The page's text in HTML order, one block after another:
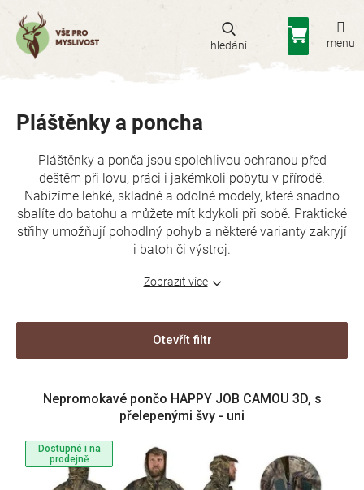
obsah
Nákupní
košík
Pláštěnky a poncha
Pláštěnky a ponča jsou spolehlivou ochranou před
deštěm při lovu, práci i jakémkoli pobytu v přírodě.
Nabízíme lehké, skladné a odolné modely, které snadno
sbalíte do batohu a můžete mít kdykoli při sobě. Praktické
střihy umožňují pohodlný pohyb a některé varianty zakryjí
i batoh či výstroj.
Zobrazit více
Otevřít filtr
Dostupné i na
prodejně
Nepromokavé pončo HAPPY JOB CAMOU 3D, s
přelepenými švy - uni